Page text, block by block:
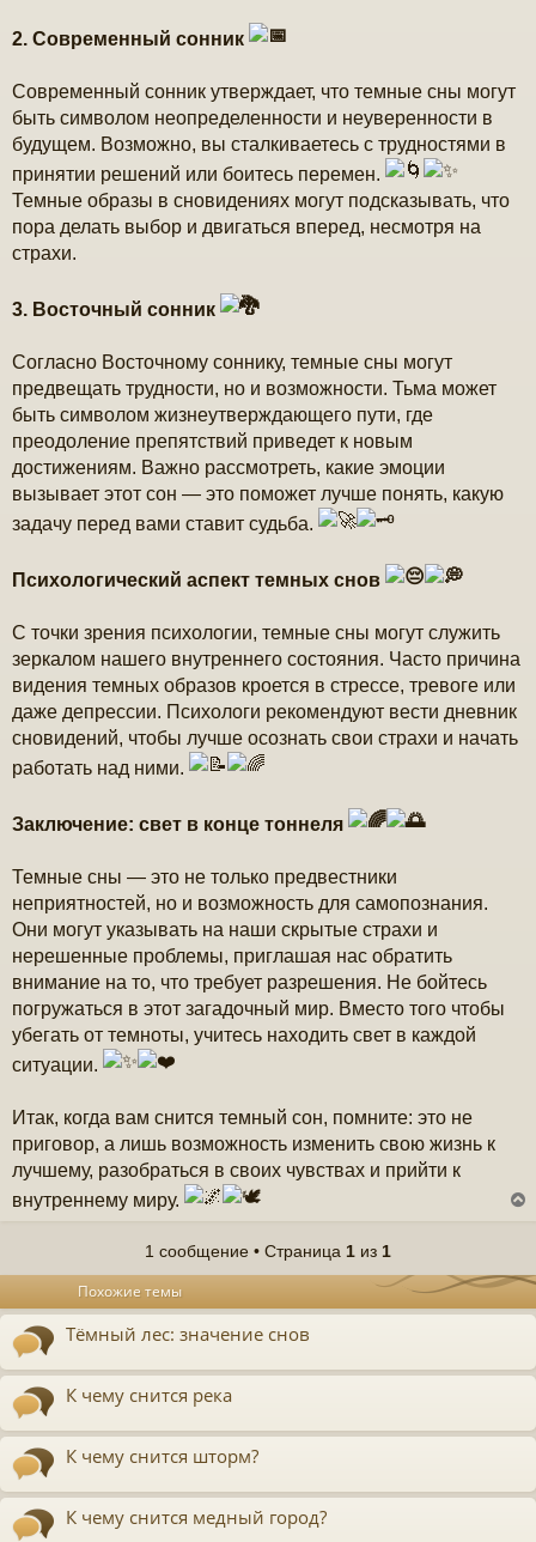
2. Современный сонник
Современный сонник утверждает, что темные сны могут
быть символом неопределенности и неуверенности в
будущем. Возможно, вы сталкиваетесь с трудностями в
принятии решений или боитесь перемен.
Темные образы в сновидениях могут подсказывать, что
пора делать выбор и двигаться вперед, несмотря на
страхи.
3. Восточный сонник
Согласно Восточному соннику, темные сны могут
предвещать трудности, но и возможности. Тьма может
быть символом жизнеутверждающего пути, где
преодоление препятствий приведет к новым
достижениям. Важно рассмотреть, какие эмоции
вызывает этот сон — это поможет лучше понять, какую
задачу перед вами ставит судьба.
Психологический аспект темных снов
С точки зрения психологии, темные сны могут служить
зеркалом нашего внутреннего состояния. Часто причина
видения темных образов кроется в стрессе, тревоге или
даже депрессии. Психологи рекомендуют вести дневник
сновидений, чтобы лучше осознать свои страхи и начать
работать над ними.
Заключение: свет в конце тоннеля
Темные сны — это не только предвестники
неприятностей, но и возможность для самопознания.
Они могут указывать на наши скрытые страхи и
нерешенные проблемы, приглашая нас обратить
внимание на то, что требует разрешения. Не бойтесь
погружаться в этот загадочный мир. Вместо того чтобы
убегать от темноты, учитесь находить свет в каждой
ситуации.
Итак, когда вам снится темный сон, помните: это не
приговор, а лишь возможность изменить свою жизнь к
лучшему, разобраться в своих чувствах и прийти к
внутреннему миру.
у
ь
к
ч
у
1 сообщение • Страница 1 из 1
Похожие темы
Тёмный лес: значение снов
К чему снится река
К чему снится шторм?
К чему снится медный город?